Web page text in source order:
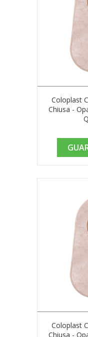
Coloplast
Chiusa -
Coloplast
Chiusa -